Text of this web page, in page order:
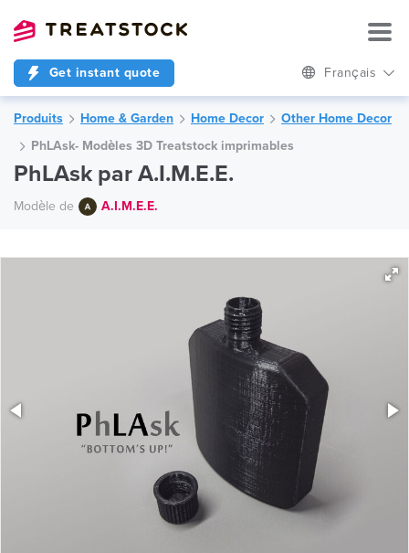
Get instant quote Français
Produits Home & Garden Home Decor
Other Home Decor
PhLAsk- Modèles 3D Treatstock imprimables
PhLAsk par A.I.M.E.E.
Modèle de A.I.M.E.E.